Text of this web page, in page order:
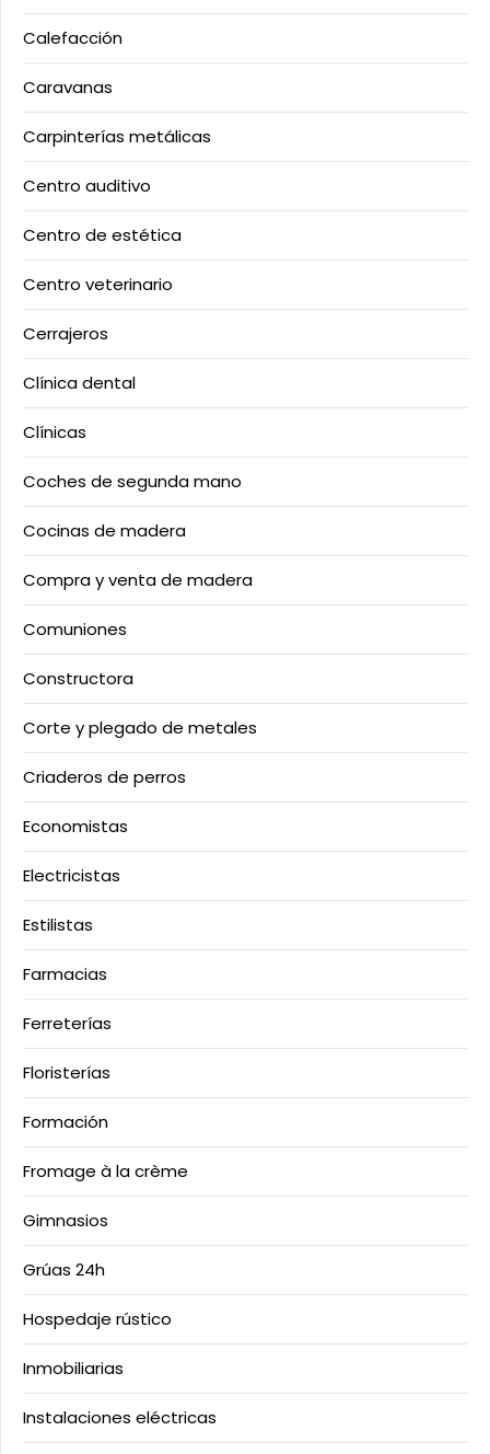
Calefacción
Caravanas
Carpinterías metálicas
Centro auditivo
Centro de estética
Centro veterinario
Cerrajeros
Clínica dental
Clínicas
Coches de segunda mano
Cocinas de madera
Compra y venta de madera
Comuniones
Constructora
Corte y plegado de metales
Criaderos de perros
Economistas
Electricistas
Estilistas
Farmacias
Ferreterías
Floristerías
Formación
Fromage à la crème
Gimnasios
Grúas 24h
Hospedaje rústico
Inmobiliarias
Instalaciones eléctricas